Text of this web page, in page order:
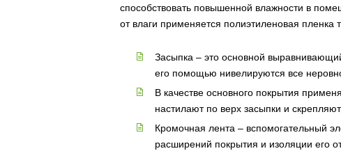
способствовать повышенной влажности в
от влаги применяется полиэтиленовая
Засыпка – это основной
его помощью нивелируются все
В качестве основного покрытия
настилают по верх засыпки и
Кромочная лента – вспомогательный
расширений покрытия и изоляции его